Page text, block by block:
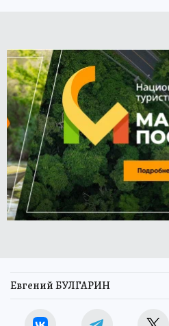
Евгений БУЛГАРИН